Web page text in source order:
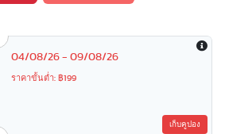
04/08/26 - 09/08/26
ราคาขั้นต่ำ: ฿199
เก็บคูปอง